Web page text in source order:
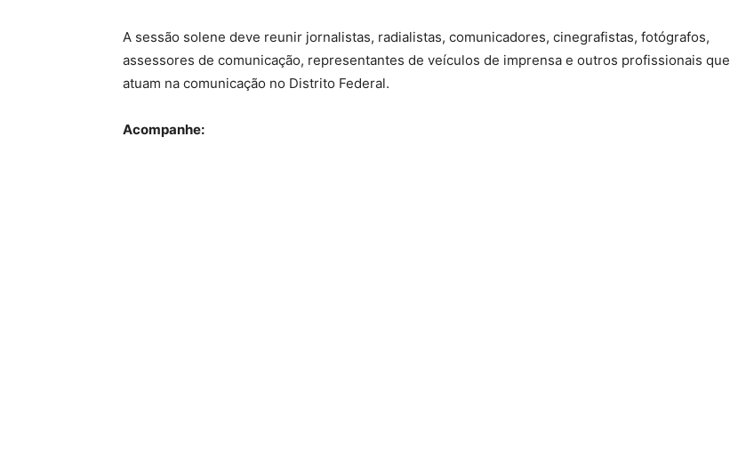
A sessão solene deve reunir jornalistas, radialistas, comunicadores, cinegrafistas, fotógrafos,
assessores de comunicação, representantes de veículos de imprensa e outros profissionais que
atuam na comunicação no Distrito Federal.
Acompanhe: